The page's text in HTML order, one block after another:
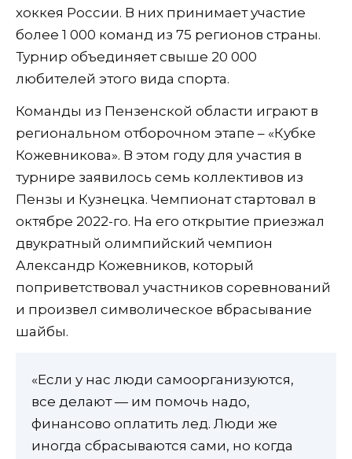
хоккея России. В них принимает участие
более 1 000 команд из 75 регионов страны.
Турнир объединяет свыше 20 000
любителей этого вида спорта.
Команды из Пензенской области играют в
региональном отборочном этапе – «Кубке
Кожевникова». В этом году для участия в
турнире заявилось семь коллективов из
Пензы и Кузнецка. Чемпионат стартовал в
октябре 2022-го. На его открытие приезжал
двукратный олимпийский чемпион
Александр Кожевников, который
поприветствовал участников соревнований
и произвел символическое вбрасывание
шайбы.
«Если у нас люди самоорганизуются,
все делают — им помочь надо,
финансово оплатить лед. Люди же
иногда сбрасываются сами, но когда